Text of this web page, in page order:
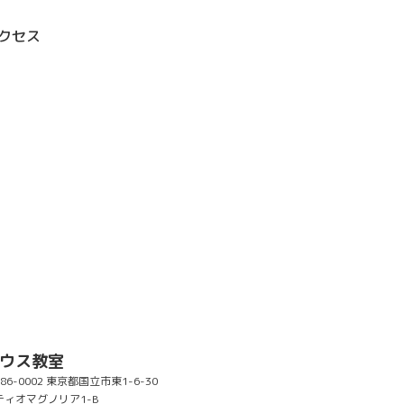
セス
ス教室
0002 東京都国立市東1-6-30
ィオマグノリア1-B